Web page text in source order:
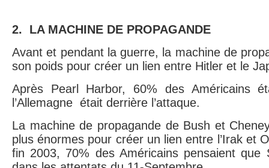
2.
LA MACHINE DE PROPAGANDE
Avant et pendant la guerre, la machine de
son poids pour créer un lien entre Hitler et le
Après Pearl Harbor, 60% des Américains
l’Allemagne était derrière l’attaque.
La machine de propagande de Bush et
plus énormes pour créer un lien entre l’Irak et
fin 2003, 70% des Américains pensaient que